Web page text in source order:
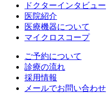
ドクターインタビュー
医院紹介
医療機器について
マイクロスコープ
ご予約について
診療の流れ
採用情報
メールでお問い合わせ